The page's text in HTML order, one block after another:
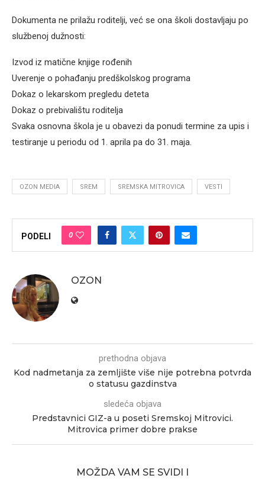
Dokumenta ne prilažu roditelji, već se ona školi dostavljaju po
službenoj dužnosti:
Izvod iz matične knjige rođenih
Uverenje o pohađanju predškolskog programa
Dokaz o lekarskom pregledu deteta
Dokaz o prebivalištu roditelja
Svaka osnovna škola je u obavezi da ponudi termine za upis i
testiranje u periodu od 1. aprila pa do 31. maja.
OZON MEDIA SREM SREMSKA MITROVICA VESTI
PODELI 0
OZON
prethodna objava
Kod nadmetanja za zemljište više nije potrebna potvrda
o statusu gazdinstva
sledeća objava
Predstavnici GIZ-a u poseti Sremskoj Mitrovici.
Mitrovica primer dobre prakse
MOŽDA VAM SE SVIDI I